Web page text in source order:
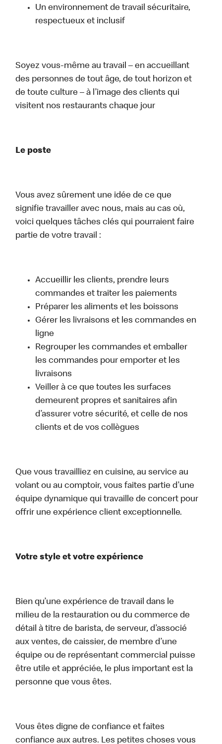
Un environnement de travail sécuritaire,
respectueux et inclusif
Soyez vous-même au travail – en accueillant
des personnes de tout âge, de tout horizon et
de toute culture – à l’image des clients qui
visitent nos restaurants chaque jour
Le poste
Vous avez sûrement une idée de ce que
signifie travailler avec nous, mais au cas où,
voici quelques tâches clés qui pourraient faire
partie de votre travail :
Accueillir les clients, prendre leurs
commandes et traiter les paiements
Préparer les aliments et les boissons
Gérer les livraisons et les commandes en
ligne
Regrouper les commandes et emballer
les commandes pour emporter et les
livraisons
Veiller à ce que toutes les surfaces
demeurent propres et sanitaires afin
d’assurer votre sécurité, et celle de nos
clients et de vos collègues
Que vous travailliez en cuisine, au service au
volant ou au comptoir, vous faites partie d’une
équipe dynamique qui travaille de concert pour
offrir une expérience client exceptionnelle.
Votre style et votre expérience
Bien qu’une expérience de travail dans le
milieu de la restauration ou du commerce de
détail à titre de barista, de serveur, d’associé
aux ventes, de caissier, de membre d’une
équipe ou de représentant commercial puisse
être utile et appréciée, le plus important est la
personne que vous êtes.
Vous êtes digne de confiance et faites
confiance aux autres. Les petites choses vous